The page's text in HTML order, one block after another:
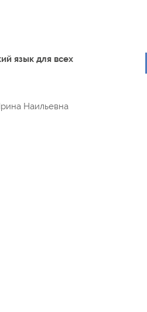
язык для всех
Наильевна